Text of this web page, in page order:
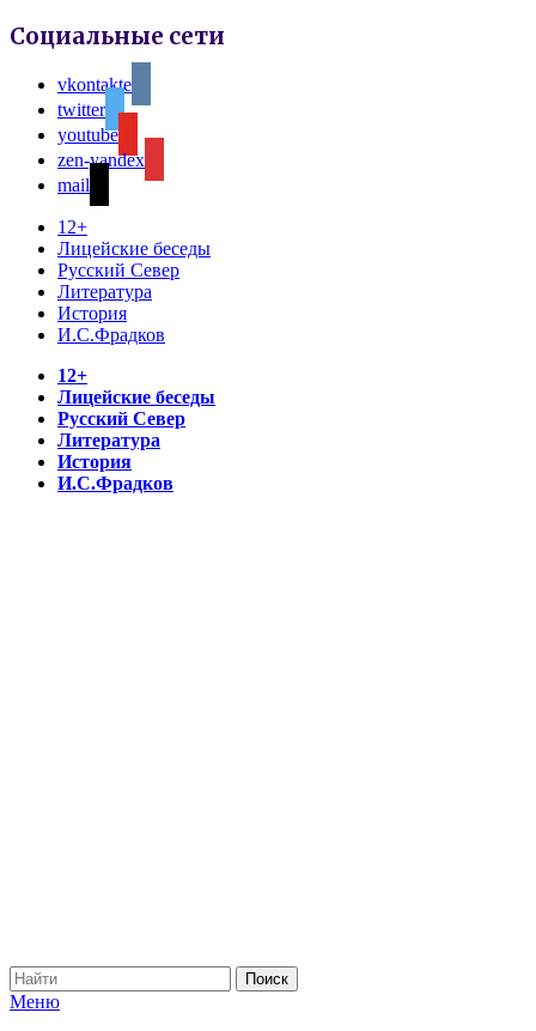
Социальные сети
vkontakte
twitter
youtube
zen-yandex
mail
12+
Лицейские беседы
Русский Север
Литература
История
И.С.Фрадков
12+
Лицейские беседы
Русский Север
Литература
История
И.С.Фрадков
Меню